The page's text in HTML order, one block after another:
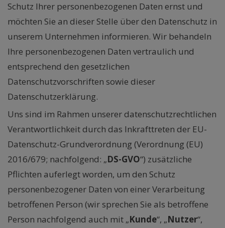
Schutz Ihrer personenbezogenen Daten ernst und
möchten Sie an dieser Stelle über den Datenschutz in
unserem Unternehmen informieren. Wir behandeln
Ihre personenbezogenen Daten vertraulich und
entsprechend den gesetzlichen
Datenschutzvorschriften sowie dieser
Datenschutzerklärung.
Uns sind im Rahmen unserer datenschutzrechtlichen
Verantwortlichkeit durch das Inkrafttreten der EU-
Datenschutz-Grundverordnung (Verordnung (EU)
2016/679; nachfolgend: „DS-GVO“) zusätzliche
Pflichten auferlegt worden, um den Schutz
personenbezogener Daten von einer Verarbeitung
betroffenen Person (wir sprechen Sie als betroffene
Person nachfolgend auch mit „Kunde“, „Nutzer“,